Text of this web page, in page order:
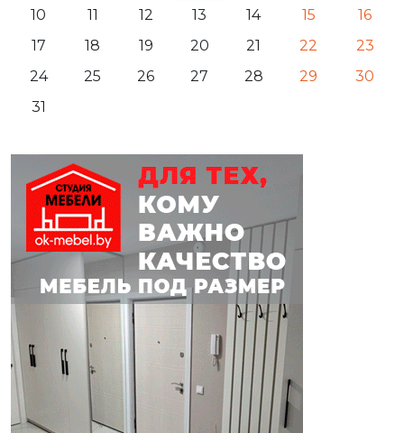
10
11 12 13 14 15
16
17
18 19 20 21 22
23
24
25 26 27 28 29
30
31